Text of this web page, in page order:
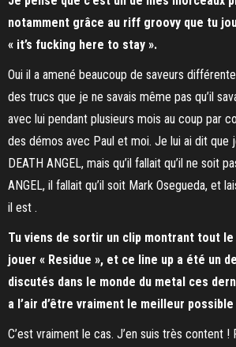
notamment grâce au riff groovy que tu
« it’s fucking here to stay ».
Oui il a amené beaucoup de saveurs
des trucs que je ne savais même pas qu’il
avec lui pendant plusieurs mois au coup par
des démos avec Paul et moi. Je lui ai dit que
DEATH ANGEL, mais qu’il fallait qu’il ne soit
ANGEL, il fallait qu’il soit Mark Osegueda, et
il est .
Tu viens de sortir un clip montrant tout
jouer « Residue », et ce line up a été un
discutés dans le monde du metal ces
a l’air d’être vraiment le meilleur possible
C’est vraiment le cas. J’en suis très content !